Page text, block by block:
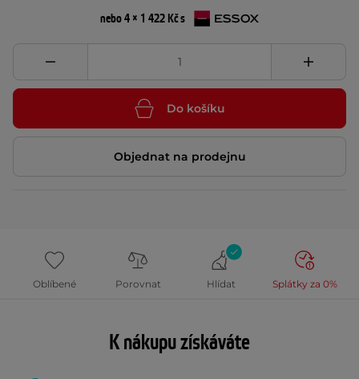
nebo 4 × 1 422 Kč s
Do košíku
Objednat na prodejnu
Oblíbené Porovnat Hlídat Splátky za 0%
K nákupu získáváte